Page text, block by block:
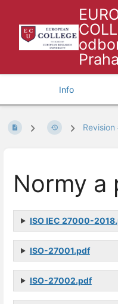
Info
Revision
Normy a
ISO IEC 27000-
ISO-27001.pdf
ISO-27002.pdf